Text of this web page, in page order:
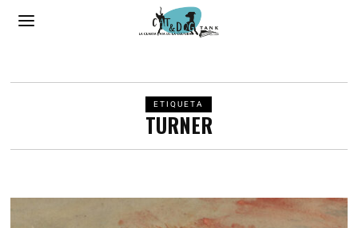
ETIQUETA
TURNER